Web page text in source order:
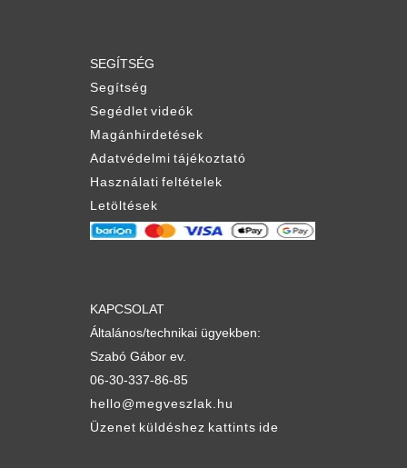
SEGÍTSÉG
Segítség
Segédlet videók
Magánhirdetések
Adatvédelmi tájékoztató
Használati feltételek
Letöltések
KAPCSOLAT
Általános/technikai ügyekben:
Szabó Gábor ev.
06-30-337-86-85
hello@megveszlak.hu
Üzenet küldéshez kattints ide